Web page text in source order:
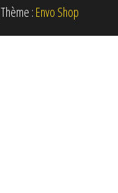
Thème : Envo Shop